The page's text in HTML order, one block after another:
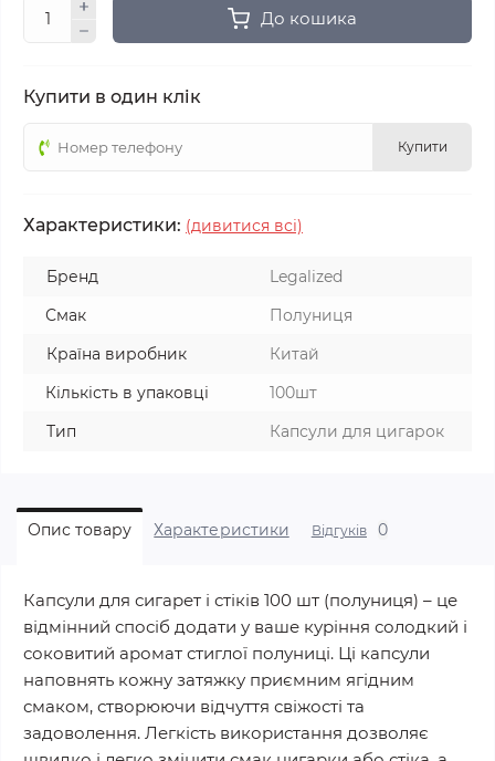
До кошика
Купити в один клік
Купити
Характеристики: (дивитися всі)
Бренд
Legalized
Смак
Полуниця
Країна виробник
Китай
Кількість в упаковці
100шт
Тип
Капсули для цигарок
Опис товару Характеристики Відгуків 0
Капсули для сигарет і стіків 100 шт (полуниця) – це
відмінний спосіб додати у ваше куріння солодкий і
соковитий аромат стиглої полуниці. Ці капсули
наповнять кожну затяжку приємним ягідним
смаком, створюючи відчуття свіжості та
задоволення. Легкість використання дозволяє